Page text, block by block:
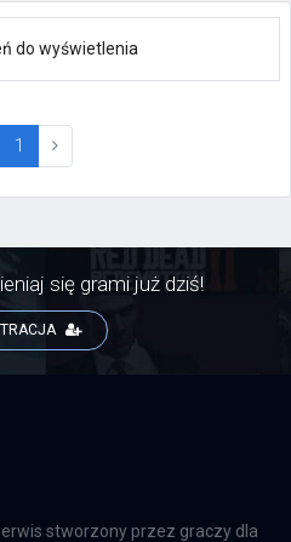
do wyświetlenia
1 (current)
się grami już dziś!
stworzony przez graczy dla